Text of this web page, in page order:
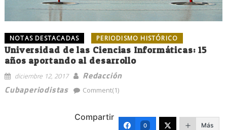
NOTAS DESTACADAS PERIODISMO HISTÓRICO
Universidad de las Ciencias Informáticas: 15
años aportando al desarrollo
diciembre 12, 2017
Redacción
Cubaperiodistas
Comment(1)
Compartir
0 Más